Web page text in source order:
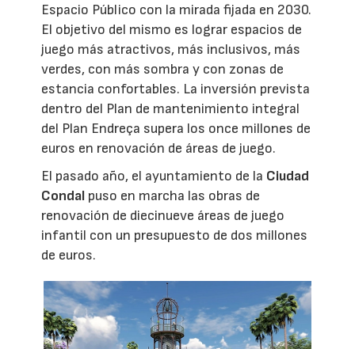
Espacio Público con la mirada fijada en 2030.
El objetivo del mismo es lograr espacios de
juego más atractivos, más inclusivos, más
verdes, con más sombra y con zonas de
estancia confortables. La inversión prevista
dentro del Plan de mantenimiento integral
del Plan Endreça supera los once millones de
euros en renovación de áreas de juego.
El pasado año, el ayuntamiento de la Ciudad
Condal puso en marcha las obras de
renovación de diecinueve áreas de juego
infantil con un presupuesto de dos millones
de euros.